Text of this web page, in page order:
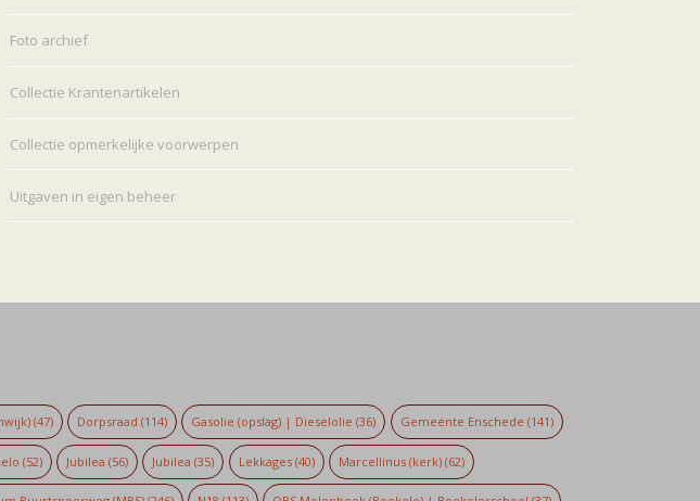
Foto archief
Collectie Krantenartikelen
Collectie opmerkelijke voorwerpen
Uitgaven in eigen beheer
(47) Dorpsraad (114) Gasolie (opslag) | Dieselolie (36) Gemeente Enschede (141)
(52) Jubilea (56) Jubilea (35) Lekkages(40) Marcellinus (kerk) (62)